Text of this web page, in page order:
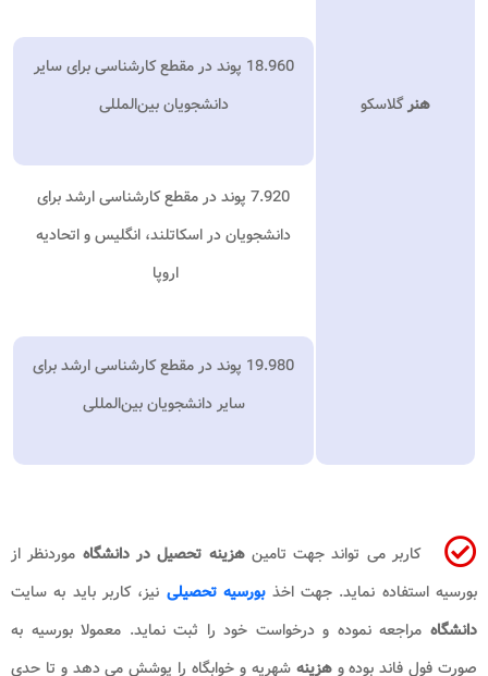
هنرگلاسکو
18.960 پوند در مقطع کارشناسی برای سایر
دانشجویان بین‌المللی
7.920 پوند در مقطع کارشناسی ارشد برای
دانشجویان در اسکاتلند، انگلیس و اتحادیه
اروپا
19.980 پوند در مقطع کارشناسی ارشد برای
سایر دانشجویان بین‌المللی
کاربر می تواند جهت تامینهزینه تحصیل در دانشگاه موردنظر از
بورسیه استفاده نماید. جهت اخذبورسیه تحصیلی نیز، کاربر باید به سایت
دانشگاه مراجعه نموده و درخواست خود را ثبت نماید. معمولا بورسیه به
صورت فول فاند بوده وهزینه شهریه و خوابگاه را پوشش می دهد و تا حدی